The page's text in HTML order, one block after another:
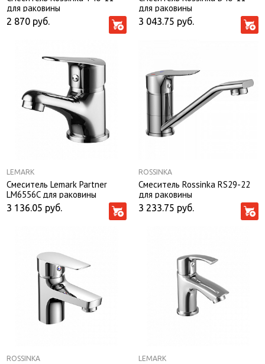
для раковины
2 870 руб.
для раковины
3 043.75 руб.
LEMARK
Смеситель Lemark Partner
LM6556C для раковины
3 136.05 руб.
ROSSINKA
Смеситель Rossinka RS29-22
для раковины
3 233.75 руб.
ROSSINKA LEMARK